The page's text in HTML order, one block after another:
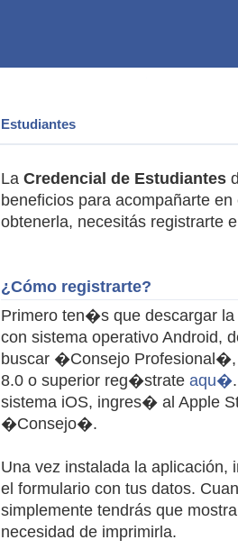
Estudiantes
La Credencial de Estudiantes
beneficios para acompañarte
obtenerla, necesitás registrarte
¿Cómo registrarte?
Primero ten�s que descargar
con sistema operativo Android,
buscar �Consejo Profesional�,
8.0 o superior reg�strate aqu�
sistema iOS, ingres� al Apple
�Consejo�.
Una vez instalada la aplicación,
el formulario con tus datos.
simplemente tendrás que
necesidad de imprimirla.